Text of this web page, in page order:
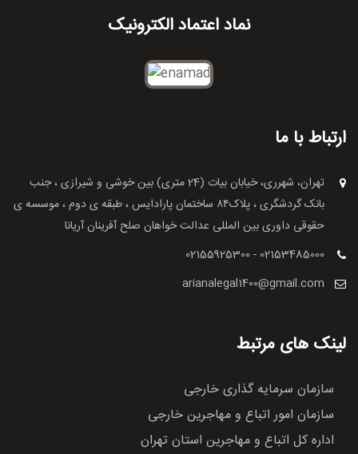
نماد اعتماد الکترونیک
ارتباط با ما
تهران، شهرری، خیابان بیات (24 متری) بین خوشی و شیرازی ، جنب
بانک گردشگری ، پلاک۸۴ ساختمان پارادایس ، طبقه ی دوم ، موسسه ی
حقوقی داوری بین المللی عدالت خواهان صلح آفرینان آریانا
02155925300 - 02153485000
arianalegal1400@gmail.com
لینک های مرتبط
سازمان سرمایه گذاری خارجی
سازمان امور اتباع و مهاجرین خارجی
اداره کل اتباع و مهاجرین استان تهران